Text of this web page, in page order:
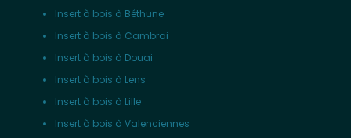
Insert à bois à Béthune
Insert à bois à Cambrai
Insert à bois à Douai
Insert à bois à Lens
Insert à bois à Lille
Insert à bois à Valenciennes